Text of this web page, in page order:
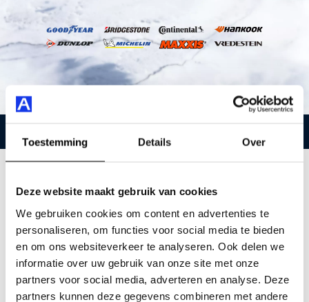
Toestemming Details Over
Deze website maakt gebruik van cookies
We gebruiken cookies om content en advertenties te
personaliseren, om functies voor social media te bieden
en om ons websiteverkeer te analyseren. Ook delen we
informatie over uw gebruik van onze site met onze
partners voor social media, adverteren en analyse. Deze
partners kunnen deze gegevens combineren met andere
veiligheid
Wist je dat een winterband al effectief is onder de 8
graden? De samenstelling van het rubber en het
speciale
profiel geeft veel meer grip bij sneeuw, ijs en natte
omstandigheden.